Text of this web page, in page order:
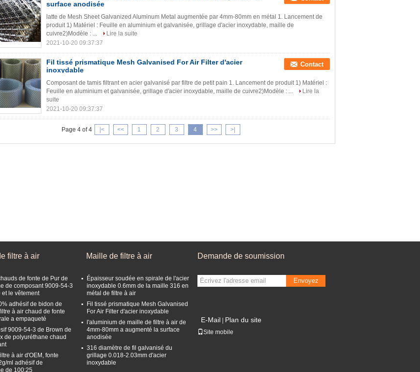
surface anodisée
latte de Mesh Sheet Galvanized Aluminum Metal augmentée par 4mm-80mm en métal 1. Lancement de
produit 1) Matériel : Feuille en aluminium et galvanisée, grillage d'acier inoxydable, maille de
cuivre2)Modèle : ...
Lire la suite
2021-10-20 09:37:37
Fil tissé prismatique Mesh Galvanised For Air Filter d'acier
inoxydable
Contact
Composant de tamis filtrant en acier galvanisé par filtre de petit pain 1. Lancement de produit 1) Matériel :
Feuille en aluminium et galvanisée, grillage d'acier inoxydable, maille de cuivre2)Modèle : ...
Lire la
suite
2021-10-20 09:37:37
Page 4 of 4 |< << 1 2 3 4 >> >|
filtre à air
de fonte de Pur de
de composant 9009-54-3
et le vêtement
adhésif de bidon de
à air chaud de fonte
a empaqueté
9009-54-3 de Brown de
de polyuréthane chaud
à air d'OEM, fonte
ml adhésif de
de 100:25
Maille de filtre à air
Épaisseur soudée en spirale de l'acier
inoxydable 0.6mm de la maille 316 en
métal de filtre à air
Fil tissé prismatique Mesh Galvanised
For Air Filter d'acier inoxydable
l'aluminium de maille de filtre à air de
4mm-80mm a augmenté la surface
anodisée
316 diamètre de fil galvanisé du
grillage 0.018-2.03mm d'acier
inoxydable
Demande de soumission
Envoyez
E-Mail | Plan du site
Site mobile